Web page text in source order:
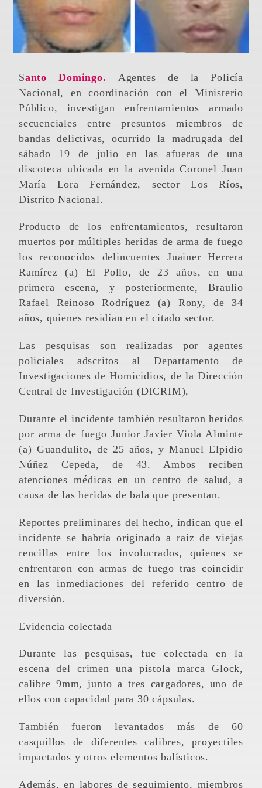
Santo Domingo. Agentes de la Policía
Nacional, en coordinación con el Ministerio
Público, investigan enfrentamientos armado
secuenciales entre presuntos miembros de
bandas delictivas, ocurrido la madrugada del
sábado 19 de julio en las afueras de una
discoteca ubicada en la avenida Coronel Juan
María Lora Fernández, sector Los Ríos,
Distrito Nacional.
Producto de los enfrentamientos, resultaron
muertos por múltiples heridas de arma de fuego
los reconocidos delincuentes Juainer Herrera
Ramírez (a) El Pollo, de 23 años, en una
primera escena, y posteriormente, Braulio
Rafael Reinoso Rodríguez (a) Rony, de 34
años, quienes residían en el citado sector.
Las pesquisas son realizadas por agentes
policiales adscritos al Departamento de
Investigaciones de Homicidios, de la Dirección
Central de Investigación (DICRIM),
Durante el incidente también resultaron heridos
por arma de fuego Junior Javier Viola Alminte
(a) Guandulito, de 25 años, y Manuel Elpidio
Núñez Cepeda, de 43. Ambos reciben
atenciones médicas en un centro de salud, a
causa de las heridas de bala que presentan.
Reportes preliminares del hecho, indican que el
incidente se habría originado a raíz de viejas
rencillas entre los involucrados, quienes se
enfrentaron con armas de fuego tras coincidir
en las inmediaciones del referido centro de
diversión.
Evidencia colectada
Durante las pesquisas, fue colectada en la
escena del crimen una pistola marca Glock,
calibre 9mm, junto a tres cargadores, uno de
ellos con capacidad para 30 cápsulas.
También fueron levantados más de 60
casquillos de diferentes calibres, proyectiles
impactados y otros elementos balísticos.
Además, en labores de seguimiento, miembros